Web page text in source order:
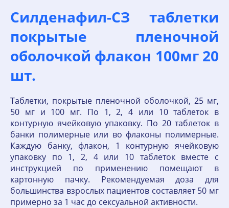
Силденафил-СЗ таблетки
покрытые пленочной
оболочкой флакон 100мг 20
шт.
Таблетки, покрытые пленочной оболочкой, 25 мг,
50 мг и 100 мг. По 1, 2, 4 или 10 таблеток в
контурную ячейковую упаковку. По 20 таблеток в
банки полимерные или во флаконы полимерные.
Каждую банку, флакон, 1 контурную ячейковую
упаковку по 1, 2, 4 или 10 таблеток вместе с
инструкцией по применению помещают в
картонную пачку. Рекомендуемая доза для
большинства взрослых пациентов составляет 50 мг
примерно за 1 час до сексуальной активности.